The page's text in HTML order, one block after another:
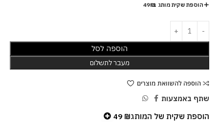
הוספת שקית מותג ב-49₪
הוספה לסל
מעבר לתשלום
הוספה להשוואת מוצרים
שתף באמצעות
הוספת שקית של המותג 49 ₪